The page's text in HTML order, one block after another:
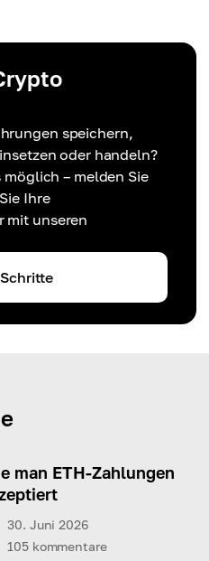
speichern,
oder handeln?
– melden Sie
Ihre
mit unseren
man ETH-Zahlungen
30. Juni 2026
105 kommentare